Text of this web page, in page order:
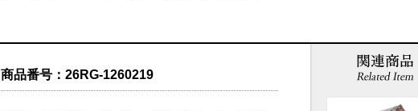
商品番号： 26RG-1260219